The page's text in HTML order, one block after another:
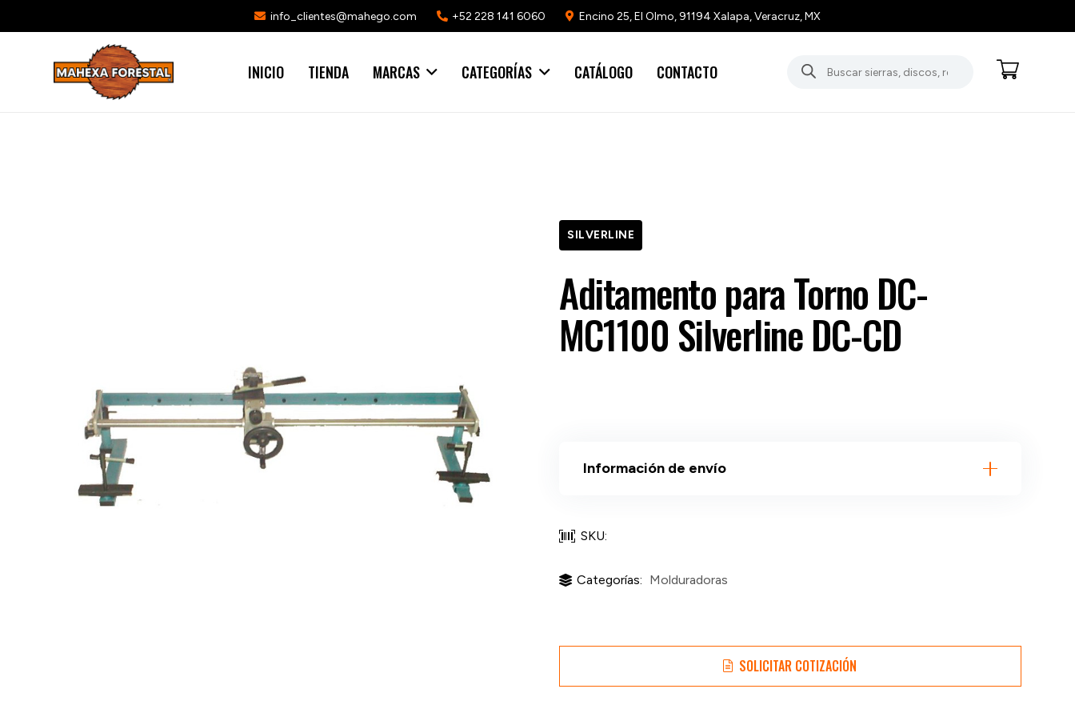
info_clientes@mahego.com +52 228 141 6060 Encino 25, El Olmo, 91194 Xalapa, Veracruz, MX
INICIO TIENDA MARCAS CATEGORÍAS CATÁLOGO CONTACTO
Búsqueda
de
SILVERLINE
Aditamento para Torno DC-
MC1100 Silverline DC-CD
Información de envío
SKU:
Categorías: Molduradoras
SOLICITAR COTIZACIÓN